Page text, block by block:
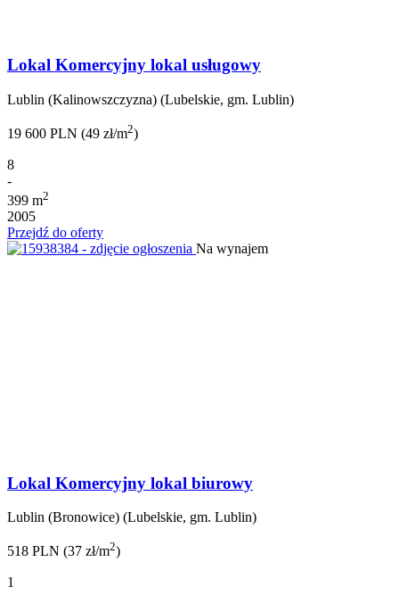
Lokal Komercyjny lokal usługowy
Lublin (Kalinowszczyzna) (Lubelskie, gm. Lublin)
19 600 PLN (49 zł/m2)
8
-
399 m2
2005
Przejdź do oferty
Na wynajem
Lokal Komercyjny lokal biurowy
Lublin (Bronowice) (Lubelskie, gm. Lublin)
518 PLN (37 zł/m2)
1